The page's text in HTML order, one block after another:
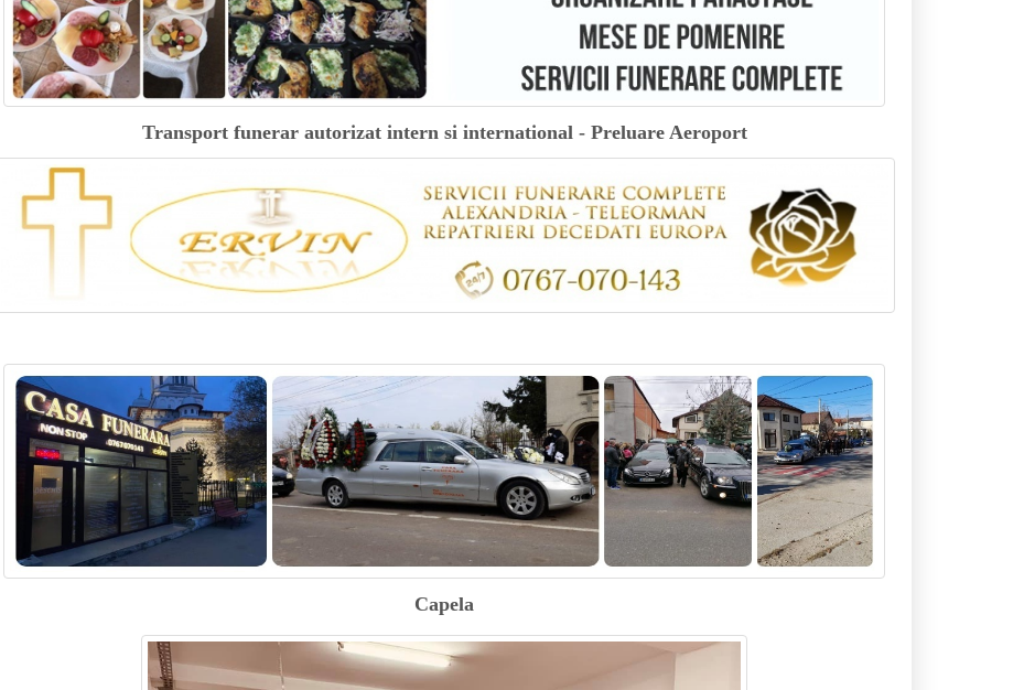
Transport funerar autorizat intern si international - Preluare Aeroport
Capela